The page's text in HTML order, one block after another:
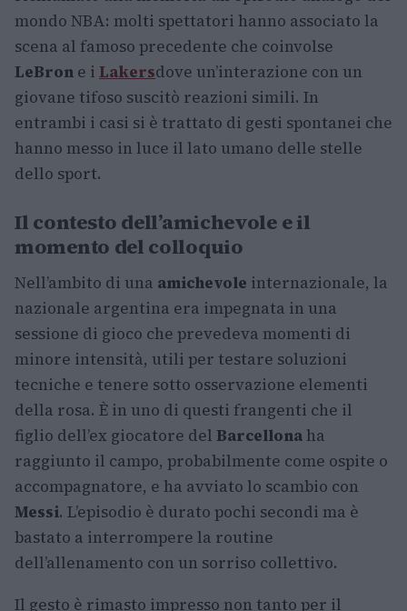
mondo NBA: molti spettatori hanno associato la
scena al famoso precedente che coinvolse
LeBron e i Lakersdove un’interazione con un
giovane tifoso suscitò reazioni simili. In
entrambi i casi si è trattato di gesti spontanei che
hanno messo in luce il lato umano delle stelle
dello sport.
Il contesto dell’amichevole e il
momento del colloquio
Nell’ambito di una amichevole internazionale, la
nazionale argentina era impegnata in una
sessione di gioco che prevedeva momenti di
minore intensità, utili per testare soluzioni
tecniche e tenere sotto osservazione elementi
della rosa. È in uno di questi frangenti che il
figlio dell’ex giocatore del Barcellona ha
raggiunto il campo, probabilmente come ospite o
accompagnatore, e ha avviato lo scambio con
Messi. L’episodio è durato pochi secondi ma è
bastato a interrompere la routine
dell’allenamento con un sorriso collettivo.
Il gesto è rimasto impresso non tanto per il